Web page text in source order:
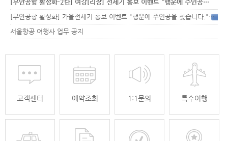
[무안공항 활성화-2탄] 여강[리장] 전세기 홍보 이벤트 "행운에 주인공…
[무안공항 활성화] 가을전세기 홍보 이벤트 "행운에 주인공을 찾습니다."33
서울항공 여행사 업무 공지
고객센터 예약조회 1:1문의 특수여행